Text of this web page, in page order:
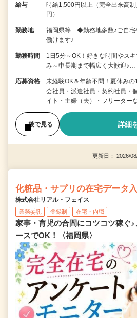
給与
時給1,500円以上（完全出来高
円）
勤務地
福岡県等 ◆勤務地多数♪ご自宅
働けます♪
勤務時間
1日5分～OK！好きな時間やス
み～中長期まで幅広く大歓迎♪…
応募資格
未経験OK＆年齢不問！夏休み
会社員・派遣社員・契約社員・
イト・主婦（夫）・フリーター
後で見る 詳細
更新日： 2026/
化粧品・サプリの在宅データ
株式会社リアル・フェイス
業務委託 登録制 在宅・内職
家事・育児の合間にコツコツ稼ぐ
ースでOK！〈福岡県〉